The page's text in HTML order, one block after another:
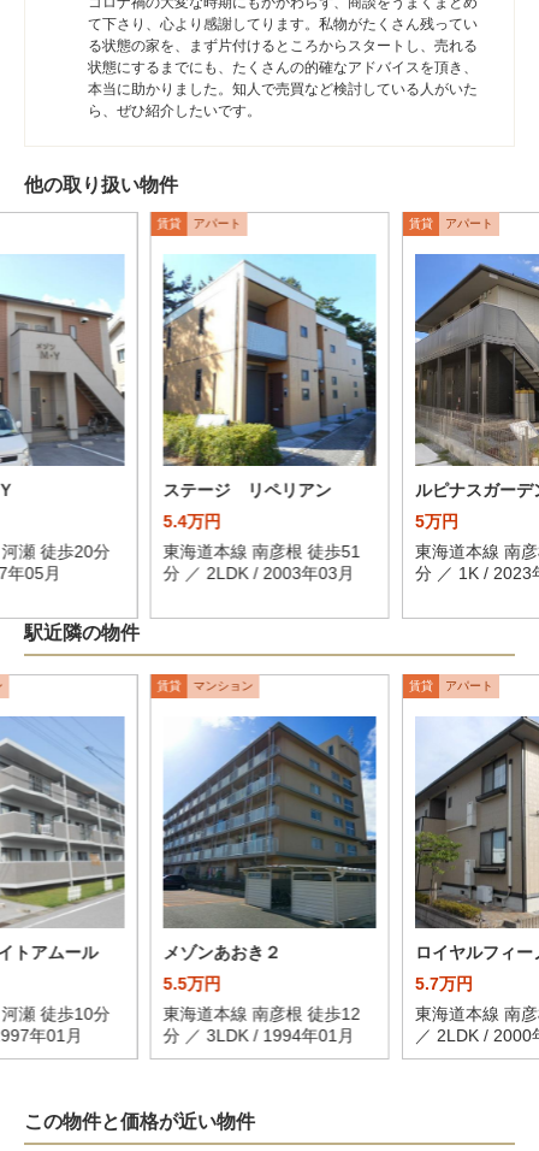
て下さり、心より感謝してります。私物がたくさん残ってい
る状態の家を、まず片付けるところからスタートし、売れる
状態にするまでにも、たくさんの的確なアドバイスを頂き、
本当に助かりました。知人で売買など検討している人がいた
ら、ぜひ紹介したいです。
他の取り扱い物件
瀬 徒歩20分
年05月
賃貸 アパート
ステージ リペリアン
5.4万円
東海道本線 南彦根 徒歩51
分 ／ 2LDK / 2003年03月
賃貸 アパート
ルピナスガーデ
5万円
東海道本線 南
分 ／ 1K / 2023
駅近隣の物件
トアムール
瀬 徒歩10分
年01月
賃貸 マンション
メゾンあおき２
5.5万円
東海道本線 南彦根 徒歩12
分 ／ 3LDK / 1994年01月
賃貸 アパート
ロイヤルフィー
5.7万円
東海道本線 南
／ 2LDK / 2000
この物件と価格が近い物件